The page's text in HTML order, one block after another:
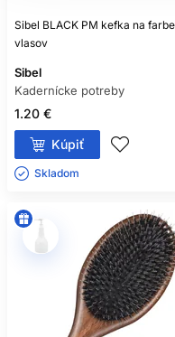
Sibel BLACK PM kefka na
vlasov
Sibel
Kadernícke potreby
1.20 €
Kúpiť
Skladom ㅤ